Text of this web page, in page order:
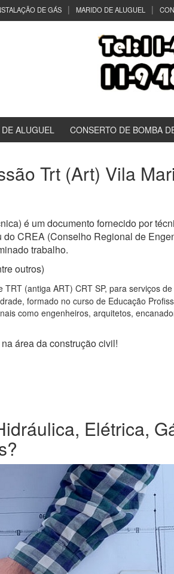
DE GÁS MARIDO DE ALUGUEL
ALUGUEL CONSERTO DE BOMBA
Trt (Art) Vila
é um documento fornecido por
CREA (Conselho Regional de
trabalho.
outros)
(antiga ART) CRT SP, para serviços
formado no curso de Educação
como engenheiros, arquitetos,
área da construção civil!
Elétrica,